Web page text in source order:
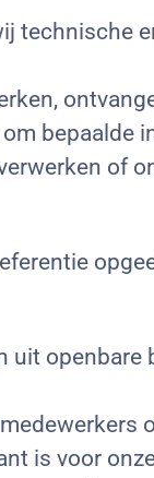
technische
bepaalde
of
is voor